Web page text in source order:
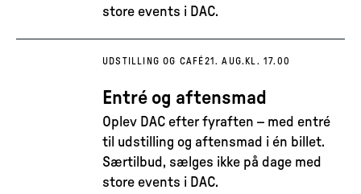
store events i DAC.
UDSTILLING OG CAFÉ21. AUG. KL. 17.00
Entré og aftensmad
Oplev DAC efter fyraften – med entré
til udstilling og aftensmad i én billet.
Særtilbud, sælges ikke på dage med
store events i DAC.